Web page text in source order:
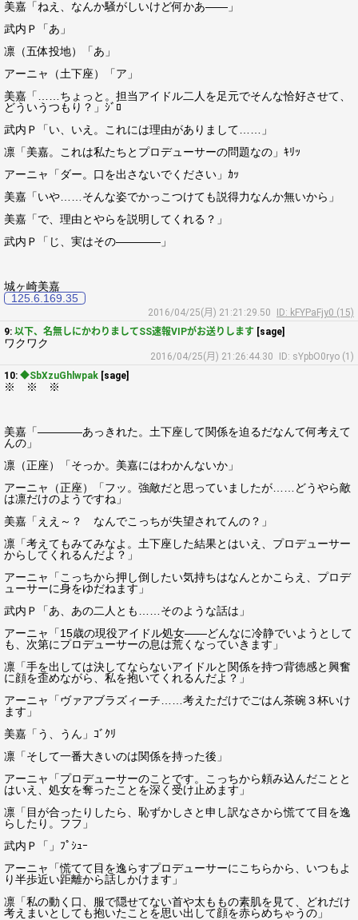
美嘉「ねえ、なんか騒がしいけど何かあ――」
武内Ｐ「あ」
凛（五体投地）「あ」
アーニャ（土下座）「ア」
美嘉「……ちょっと。担当アイドル二人を足元でそんな恰好させて、
どういうつもり？」ｼﾞﾛ
武内Ｐ「い、いえ。これには理由がありまして……」
凛「美嘉。これは私たちとプロデューサーの問題なの」ｷﾘｯ
アーニャ「ダー。口を出さないでください」ｶｯ
美嘉「いや……そんな姿でかっこつけても説得力なんか無いから」
美嘉「で、理由とやらを説明してくれる？」
武内Ｐ「じ、実はその――――」
城ヶ崎美嘉
125.6.169.35
2016/04/25(月) 21:21:29.50
ID: kFYPaFjy0 (15)
9: 以下、名無しにかわりましてSS速報VIPがお送りします [sage]
ワクワク
2016/04/25(月) 21:26:44.30
ID: sYpbO0ryo (1)
10: ◆SbXzuGhlwpak [sage]
※ ※ ※
美嘉「――――あっきれた。土下座して関係を迫るだなんて何考えて
んの」
凛（正座）「そっか。美嘉にはわかんないか」
アーニャ（正座）「フッ。強敵だと思っていましたが……どうやら敵
は凛だけのようですね」
美嘉「ええ～？ なんでこっちが失望されてんの？」
凛「考えてもみてみなよ。土下座した結果とはいえ、プロデューサー
からしてくれるんだよ？」
アーニャ「こっちから押し倒したい気持ちはなんとかこらえ、プロデ
ューサーに身をゆだねます」
武内Ｐ「あ、あの二人とも……そのような話は」
アーニャ「15歳の現役アイドル処女――どんなに冷静でいようとして
も、次第にプロデューサーの息は荒くなっていきます」
凛「手を出しては決してならないアイドルと関係を持つ背徳感と興奮
に顔を歪めながら、私を抱いてくれるんだよ？」
アーニャ「ヴァアブラズィーチ……考えただけでごはん茶碗３杯いけ
ます」
美嘉「う、うん」ｺﾞｸﾘ
凛「そして一番大きいのは関係を持った後」
アーニャ「プロデューサーのことです。こっちから頼み込んだことと
はいえ、処女を奪ったことを深く受け止めます」
凛「目が合ったりしたら、恥ずかしさと申し訳なさから慌てて目を逸
らしたり。フフ」
武内Ｐ「」ﾌﾟｼｭｰ
アーニャ「慌てて目を逸らすプロデューサーにこちらから、いつもよ
り半歩近い距離から話しかけます」
凛「私の動く口、服で隠せてない首や太ももの素肌を見て、どれだけ
考えまいとしても抱いたことを思い出して顔を赤らめちゃうの」